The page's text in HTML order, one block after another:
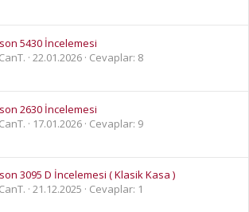
5430 İncelemesi
22.01.2026 Cevaplar: 8
2630 İncelemesi
17.01.2026 Cevaplar: 9
3095 D İncelemesi ( Klasik Kasa )
21.12.2025
Cevaplar: 1